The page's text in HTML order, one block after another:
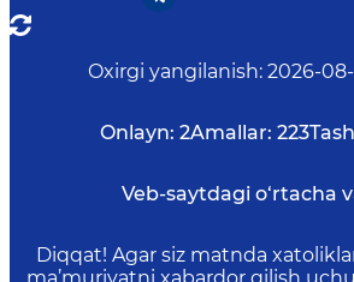
Oxirgi yangilanish: 2026-08-
Onlayn: 2Amallar: 223
Veb-saytdagi o‘rtacha
Diqqat! Agar siz matnda